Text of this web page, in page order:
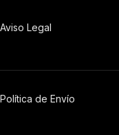
Aviso Legal
Política de Envío